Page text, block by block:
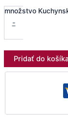
-
množstvo
Pridať do